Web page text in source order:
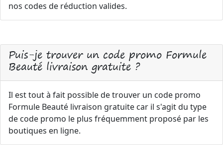
nos codes de réduction valides.
Puis-je trouver un code promo Formule
Beauté livraison gratuite ?
Il est tout à fait possible de trouver un code promo
Formule Beauté livraison gratuite car il s'agit du type
de code promo le plus fréquemment proposé par les
boutiques en ligne.